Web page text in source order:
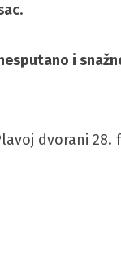
.
i
dvorani 28.